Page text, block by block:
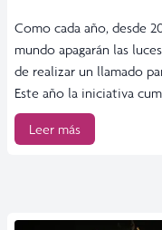
Como cada año, desde
mundo apagarán las
de realizar un llamado
Este año la iniciativa
Leer más